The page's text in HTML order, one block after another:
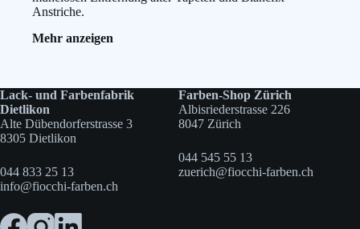
Anstriche.
Mehr anzeigen
Lack- und Farbenfabrik
Dietlikon
Alte Dübendorferstrasse 3
8305 Dietlikon
044 833 25 13
info@fiocchi-farben.ch
Farben-Shop Zürich
Albisriederstrasse 226
8047 Zürich
044 545 55 13
zuerich@fiocchi-farben.ch